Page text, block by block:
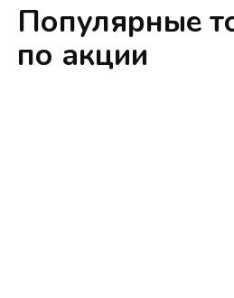
Популярные
по акции